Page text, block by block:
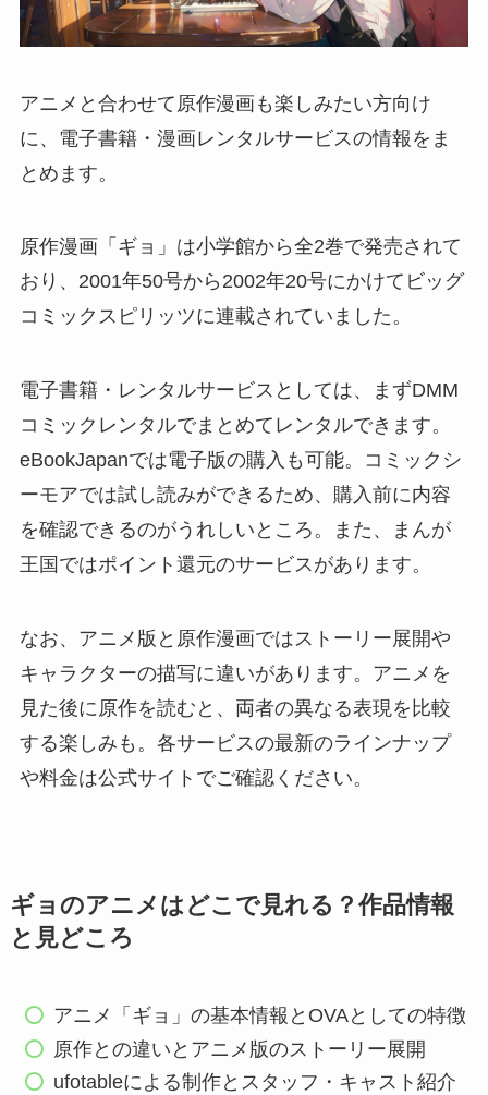
アニメと合わせて原作漫画も楽しみたい方向け
に、電子書籍・漫画レンタルサービスの情報をま
とめます。
原作漫画「ギョ」は小学館から全2巻で発売されて
おり、2001年50号から2002年20号にかけてビッグ
コミックスピリッツに連載されていました。
電子書籍・レンタルサービスとしては、まずDMM
コミックレンタルでまとめてレンタルできます。
eBookJapanでは電子版の購入も可能。コミックシ
ーモアでは試し読みができるため、購入前に内容
を確認できるのがうれしいところ。また、まんが
王国ではポイント還元のサービスがあります。
なお、アニメ版と原作漫画ではストーリー展開や
キャラクターの描写に違いがあります。アニメを
見た後に原作を読むと、両者の異なる表現を比較
する楽しみも。各サービスの最新のラインナップ
や料金は公式サイトでご確認ください。
ギョのアニメはどこで見れる？作品情報
と見どころ
アニメ「ギョ」の基本情報とOVAとしての特徴
原作との違いとアニメ版のストーリー展開
ufotableによる制作とスタッフ・キャスト紹介